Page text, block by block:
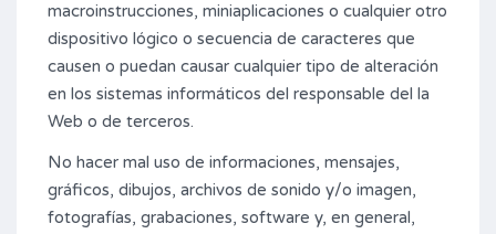
macroinstrucciones, miniaplicaciones o cualquier otro
dispositivo lógico o secuencia de caracteres que
causen o puedan causar cualquier tipo de alteración
en los sistemas informáticos del responsable del la
Web o de terceros.
No hacer mal uso de informaciones, mensajes,
gráficos, dibujos, archivos de sonido y/o imagen,
fotografías, grabaciones, software y, en general,